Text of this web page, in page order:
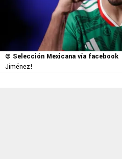
© Selección Mexicana vía facebook
Jiménez!